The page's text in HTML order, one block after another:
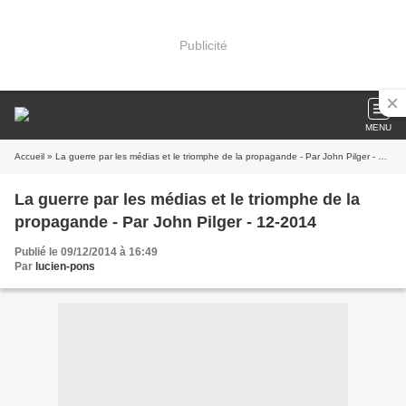
Publicité
MENU
Accueil » La guerre par les médias et le triomphe de la propagande - Par John Pilger - 12-2014
La guerre par les médias et le triomphe de la
propagande - Par John Pilger - 12-2014
Publié le 09/12/2014 à 16:49
Par lucien-pons